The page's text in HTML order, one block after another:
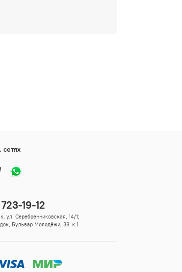
19-12
ул. Серебренниковская, 14/1;
Бульвар Молодёжи, 38. к.1